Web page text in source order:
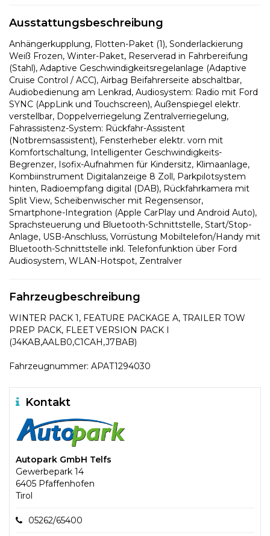
Ausstattungsbeschreibung
Anhängerkupplung, Flotten-Paket (1), Sonderlackierung
Weiß Frozen, Winter-Paket, Reserverad in Fahrbereifung
(Stahl), Adaptive Geschwindigkeitsregelanlage (Adaptive
Cruise Control / ACC), Airbag Beifahrerseite abschaltbar,
Audiobedienung am Lenkrad, Audiosystem: Radio mit Ford
SYNC (AppLink und Touchscreen), Außenspiegel elektr.
verstellbar, Doppelverriegelung Zentralverriegelung,
Fahrassistenz-System: Rückfahr-Assistent
(Notbremsassistent), Fensterheber elektr. vorn mit
Komfortschaltung, Intelligenter Geschwindigkeits-
Begrenzer, Isofix-Aufnahmen für Kindersitz, Klimaanlage,
Kombiinstrument Digitalanzeige 8 Zoll, Parkpilotsystem
hinten, Radioempfang digital (DAB), Rückfahrkamera mit
Split View, Scheibenwischer mit Regensensor,
Smartphone-Integration (Apple CarPlay und Android Auto),
Sprachsteuerung und Bluetooth-Schnittstelle, Start/Stop-
Anlage, USB-Anschluss, Vorrüstung Mobiltelefon/Handy mit
Bluetooth-Schnittstelle inkl. Telefonfunktion über Ford
Audiosystem, WLAN-Hotspot, Zentralver
Fahrzeugbeschreibung
WINTER PACK 1, FEATURE PACKAGE A, TRAILER TOW
PREP PACK, FLEET VERSION PACK I
(J4KAB,AALB0,C1CAH,J7BAB)
Fahrzeugnummer: APAT1294030
Kontakt
Autopark GmbH Telfs
Gewerbepark 14
6405 Pfaffenhofen
Tirol
05262/65400